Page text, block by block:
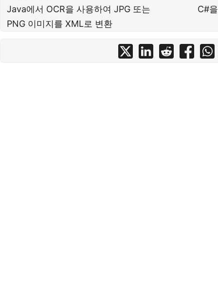
Java에서 OCR을 사용하여 JPG 또는
PNG 이미지를 XML로 변환
C#